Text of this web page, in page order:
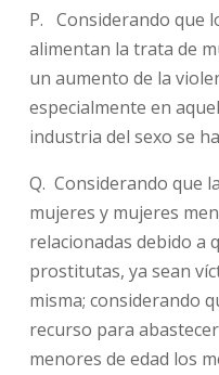
P. Considerando que
alimentan la trata de
un aumento de la
especialmente en
industria del sexo se
Q. Considerando que
mujeres y mujeres
relacionadas debido a
prostitutas, ya sean
misma; considerando
recurso para
menores de edad los